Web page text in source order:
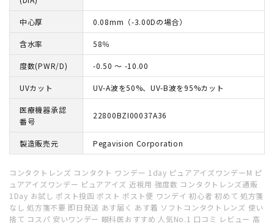
中心厚 0.08mm（-3.00Dの場合）
含水率 58％
度数(PWR/D) -0.50 ～ -10.00
UVカット UV-A波を50%、UV-B波を95%カット
医療機器承認
番号
22800BZI00037A36
製造販売元 Pegavision Corporation
コンタクトレンズ コンタクト ワンデー 1day ピュアアイズワンデーM ピ
ュアアイズワンデー ピュアアイズ 近視用 強度数 コンタクトレンズ通販
1Day お試し ポスト投函 ポスト ポスト便 ワンデイ 初心者 初めて 処方箋
なし 処方箋不要 即日発送 あす届く あす着 ソフトコンタクトレンズ 使い
捨て コスパ 安いワンデー 眼科医おすすめ 人気No.1 口コミ レビュー 高